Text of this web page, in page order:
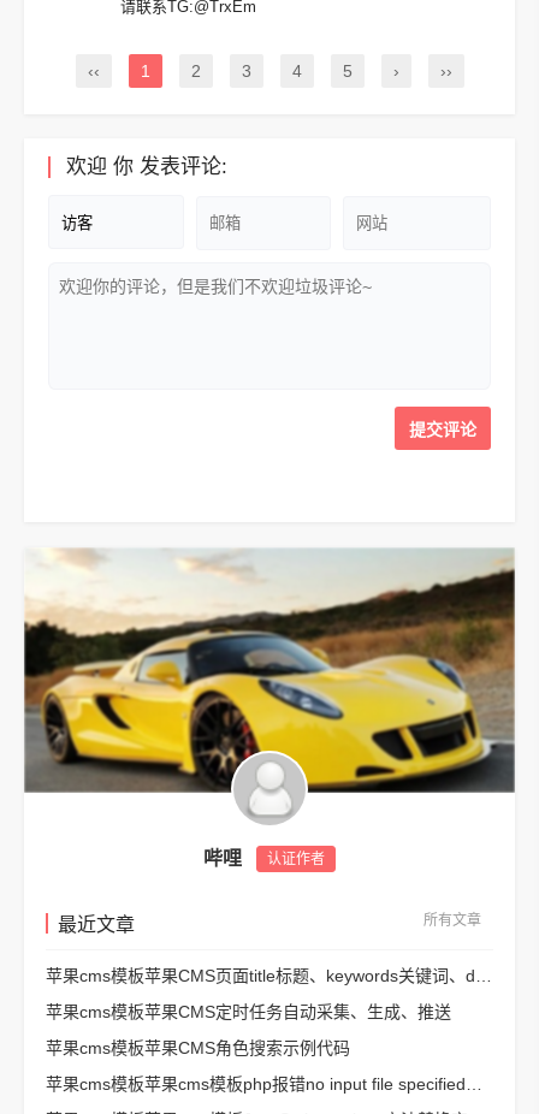
请联系TG:@TrxEm
‹‹ 1 2 3 4 5 › ››
欢迎 你 发表评论:
哔哩 认证作者
最近文章 所有文章
苹果cms模板苹果CMS定时任务自动采集、生成、推送
苹果cms模板苹果CMS角色搜索示例代码